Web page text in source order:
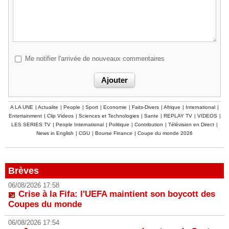
Me notifier l'arrivée de nouveaux commentaires
A LA UNE | Actualite | People | Sport | Economie | Faits-Divers | Afrique | International |
Entertainment | Clip Videos | Sciences et Technologies | Sante | REPLAY TV | VIDEOS |
LES SERIES TV | People International | Politique | Contribution | Télévision en Direct |
News in English | CGU | Bourse Finance | Coupe du monde 2026
Brèves
06/08/2026 17:58
Crise à la Fifa: l'UEFA maintient son boycott des
Coupes du monde
06/08/2026 17:54